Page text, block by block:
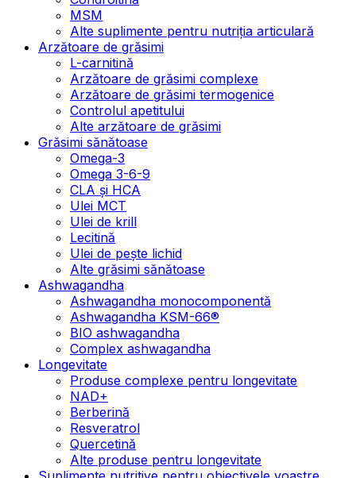
MSM
Alte suplimente pentru nutriția articulară
Arzătoare de grăsimi
L-carnitină
Arzătoare de grăsimi complexe
Arzătoare de grăsimi termogenice
Controlul apetitului
Alte arzătoare de grăsimi
Grăsimi sănătoase
Omega-3
Omega 3-6-9
CLA şi HCA
Ulei MCT
Ulei de krill
Lecitină
Ulei de pește lichid
Alte grăsimi sănătoase
Ashwagandha
Ashwagandha monocomponentă
Ashwagandha KSM-66®
BIO ashwagandha
Complex ashwagandha
Longevitate
Produse complexe pentru longevitate
NAD+
Berberină
Resveratrol
Quercetină
Alte produse pentru longevitate